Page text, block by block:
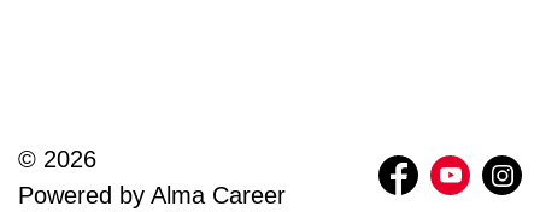
© 2026
Powered by Alma Career